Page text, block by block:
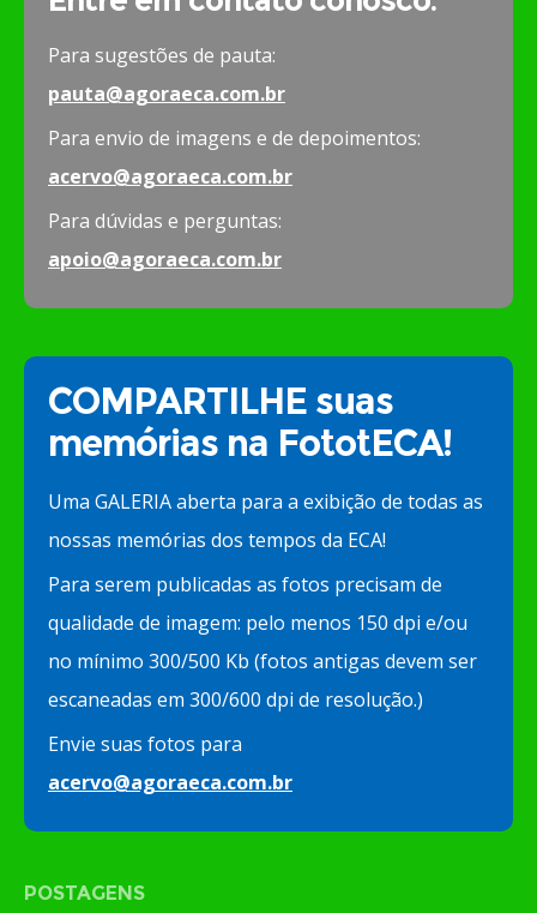
Para sugestões de pauta:
pauta@agoraeca.com.br
Para envio de imagens e de depoimentos:
acervo@agoraeca.com.br
Para dúvidas e perguntas:
apoio@agoraeca.com.br
COMPARTILHE suas
memórias na FototECA!
Uma GALERIA aberta para a exibição de todas as
nossas memórias dos tempos da ECA!
Para serem publicadas as fotos precisam de
qualidade de imagem: pelo menos 150 dpi e/ou
no mínimo 300/500 Kb (fotos antigas devem ser
escaneadas em 300/600 dpi de resolução.)
Envie suas fotos para
acervo@agoraeca.com.br
POSTAGENS